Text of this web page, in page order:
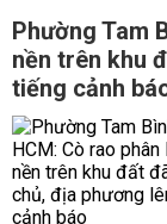
Phường Tam
nền trên khu
tiếng cảnh